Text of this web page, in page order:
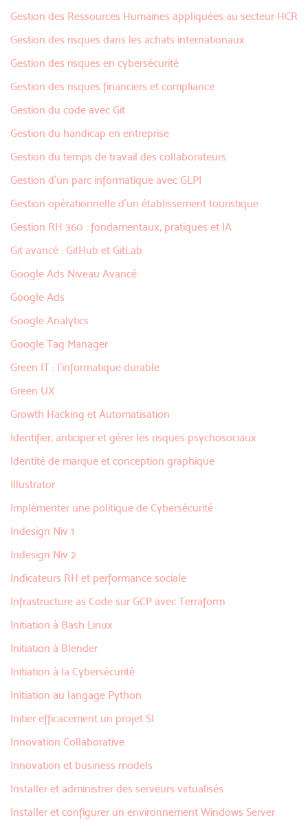
Gestion des Ressources Humaines appliquées au secteur HCR
Gestion des risques dans les achats internationaux
Gestion des risques en cybersécurité
Gestion des risques financiers et compliance
Gestion du code avec Git
Gestion du handicap en entreprise
Gestion du temps de travail des collaborateurs
Gestion d’un parc informatique avec GLPI
Gestion opérationnelle d’un établissement touristique
Gestion RH 360 : fondamentaux, pratiques et IA
Git avancé : GitHub et GitLab
Google Ads Niveau Avancé
Google Ads
Google Analytics
Google Tag Manager
Green IT : l’informatique durable
Green UX
Growth Hacking et Automatisation
Identifier, anticiper et gérer les risques psychosociaux
Identité de marque et conception graphique
Illustrator
Implémenter une politique de Cybersécurité
Indesign Niv 1
Indesign Niv 2
Indicateurs RH et performance sociale
Infrastructure as Code sur GCP avec Terraform
Initiation à Bash Linux
Initiation à Blender
Initiation à la Cybersécurité
Initiation au langage Python
Initier efficacement un projet SI
Innovation Collaborative
Innovation et business models
Installer et administrer des serveurs virtualisés
Installer et configurer un environnement Windows Server